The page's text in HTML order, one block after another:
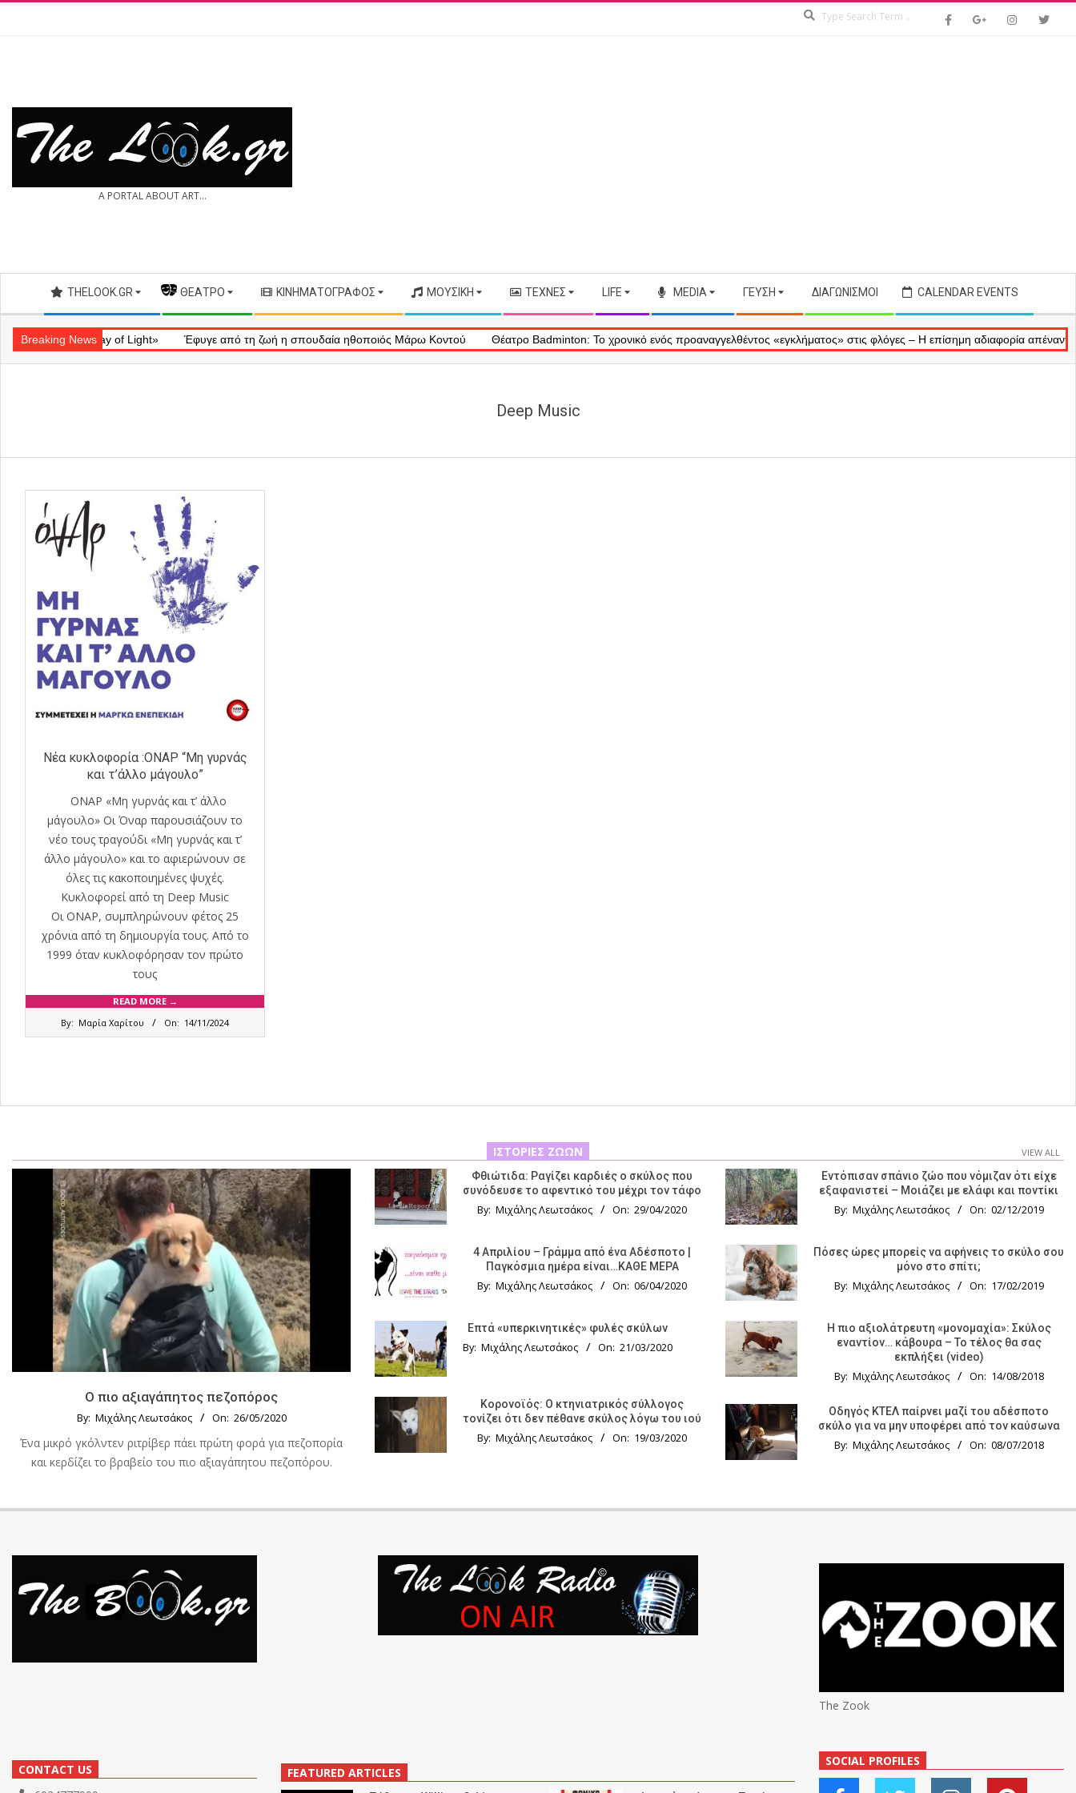
THE A PORTAL ABOUT ART...
Secondary
Navigation
Menu
THELOOK.GR — ΘΈΑΤΡΟ ΚΙΝΗΜΑΤΟΓΡΆΦΟΣ ΜΟΥΣΙΚΉ ΤΈΧΝΕΣ LIFE MEDIA ΓΕΎΣΗ ΔΙΑΓΩΝΙΣΜΟΊ CALENDAR EVENTS
Breaking News
«Ray of Light» Έφυγε από τη ζωή η σπουδαία ηθοποιός Μάρω Κοντού Θέατρο Badminton: Το χρονικό ενός προαναγγελθέντος «εγκλήματος» στις φλόγες – Η επίσημη αδιαφορία απέναντι στις
Deep Music
Νέα κυκλοφορία :ΟΝΑΡ “Μη γυρνάς
και τ’άλλο μάγουλο”
ΟΝΑΡ «Μη γυρνάς και τ’ άλλο
μάγουλο» Οι Όναρ παρουσιάζουν το
νέο τους τραγούδι «Μη γυρνάς και τ’
άλλο μάγουλο» και το αφιερώνουν σε
όλες τις κακοποιημένες ψυχές.
Κυκλοφορεί από τη Deep Music
Οι ΟΝΑΡ, συμπληρώνουν φέτος 25
χρόνια από τη δημιουργία τους. Από το
1999 όταν κυκλοφόρησαν τον πρώτο
τους
READ MORE →
By: Μαρία Χαρίτου On: 14/11/2024
ΙΣΤΟΡΊΕΣ ΖΏΩΝ VIEW ALL
Ο πιο αξιαγάπητος πεζοπόρος
By: Μιχάλης Λεωτσάκος On: 26/05/2020
Ένα μικρό γκόλντεν ριτρίβερ πάει πρώτη φορά για πεζοπορία
και κερδίζει το βραβείο του πιο αξιαγάπητου πεζοπόρου.
Φθιώτιδα: Ραγίζει καρδιές ο σκύλος που
συνόδευσε το αφεντικό του μέχρι τον τάφο
By: Μιχάλης Λεωτσάκος On: 29/04/2020
4 Απριλίου – Γράμμα από ένα Αδέσποτο |
Παγκόσμια ημέρα είναι…ΚΑΘΕ ΜΕΡΑ
By: Μιχάλης Λεωτσάκος On: 06/04/2020
Επτά «υπερκινητικές» φυλές σκύλων
By: Μιχάλης Λεωτσάκος On: 21/03/2020
Κορονοϊός: Ο κτηνιατρικός σύλλογος
τονίζει ότι δεν πέθανε σκύλος λόγω του ιού
By: Μιχάλης Λεωτσάκος On: 19/03/2020
Εντόπισαν σπάνιο ζώο που νόμιζαν ότι είχε
εξαφανιστεί – Μοιάζει με ελάφι και ποντίκι
By: Μιχάλης Λεωτσάκος On: 02/12/2019
Πόσες ώρες μπορείς να αφήνεις το σκύλο σου
μόνο στο σπίτι;
By: Μιχάλης Λεωτσάκος On: 17/02/2019
Η πιο αξιολάτρευτη «μονομαχία»: Σκύλος
εναντίον… κάβουρα – Το τέλος θα σας
εκπλήξει (video)
By: Μιχάλης Λεωτσάκος On: 14/08/2018
Οδηγός KTΕΛ παίρνει μαζί του αδέσποτο
σκύλο για να μην υποφέρει από τον καύσωνα
By: Μιχάλης Λεωτσάκος On: 08/07/2018
CONTACT US
FEATURED ARTICLES
The Zook
SOCIAL PROFILES